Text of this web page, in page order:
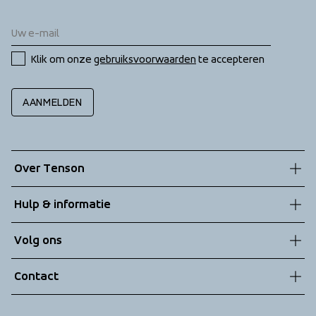
Klik om onze gebruiksvoorwaarden te accepteren
AANMELDEN
Over Tenson
Duurzaamheid
Technologieën
Hulp & informatie
Algemene voorwaarden
Retouren
Volg ons
Contact